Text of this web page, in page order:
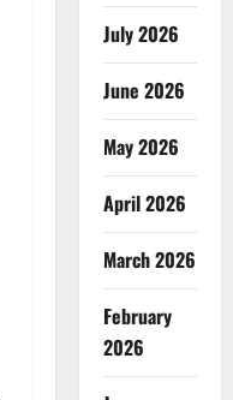
July 2026
June 2026
May 2026
April 2026
March 2026
February
2026